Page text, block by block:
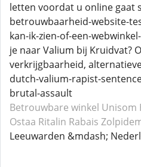
letten voordat u online gaat
betrouwbaarheid-website-
kan-ik-zien-of-een-
je naar Valium bij Kruidvat?
verkrijgbaarheid,
dutch-valium-rapist-
brutal-assault
Betrouwbare winkel Unisom
Ostaa Ritalin Rabais
Leeuwarden &mdash;